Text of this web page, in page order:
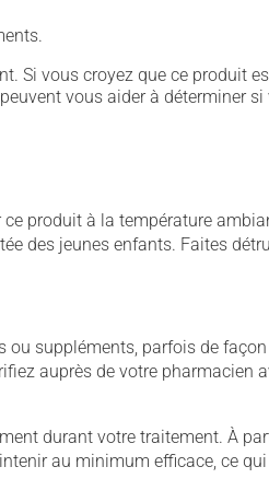
Si vous croyez que ce
vous aider à déterminer
produit à la température
des jeunes enfants. Faites
suppléments, parfois de
auprès de votre
durant votre traitement. À
au minimum efficace, ce